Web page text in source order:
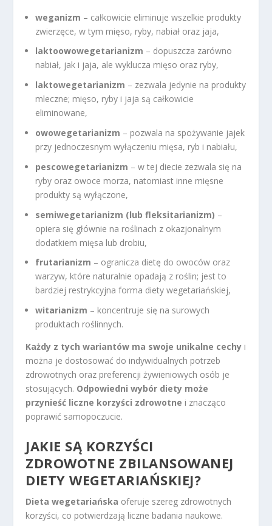
weganizm – całkowicie eliminuje wszelkie produkty
zwierzęce, w tym mięso, ryby, nabiał oraz jaja,
laktoowowegetarianizm – dopuszcza zarówno
nabiał, jak i jaja, ale wyklucza mięso oraz ryby,
laktowegetarianizm – zezwala jedynie na produkty
mleczne; mięso, ryby i jaja są całkowicie
eliminowane,
owowegetarianizm – pozwala na spożywanie jajek
przy jednoczesnym wyłączeniu mięsa, ryb i nabiału,
pescowegetarianizm – w tej diecie zezwala się na
ryby oraz owoce morza, natomiast inne mięsne
produkty są wyłączone,
semiwegetarianizm (lub fleksitarianizm) –
opiera się głównie na roślinach z okazjonalnym
dodatkiem mięsa lub drobiu,
frutarianizm – ogranicza dietę do owoców oraz
warzyw, które naturalnie opadają z roślin; jest to
bardziej restrykcyjna forma diety wegetariańskiej,
witarianizm – koncentruje się na surowych
produktach roślinnych.
Każdy z tych wariantów ma swoje unikalne cechy i
można je dostosować do indywidualnych potrzeb
zdrowotnych oraz preferencji żywieniowych osób je
stosujących. Odpowiedni wybór diety może
przynieść liczne korzyści zdrowotne i znacząco
poprawić samopoczucie.
JAKIE SĄ KORZYŚCI
ZDROWOTNE ZBILANSOWANEJ
DIETY WEGETARIAŃSKIEJ?
Dieta wegetariańska oferuje szereg zdrowotnych
korzyści, co potwierdzają liczne badania naukowe.